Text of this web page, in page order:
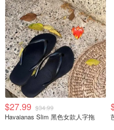
$27.99 $34.99
Havaianas Slim 黑色女款人字拖